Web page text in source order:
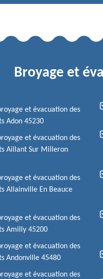
Broyage et
et évacuation des
Adon 45230
et évacuation des
Aillant Sur Milleron
et évacuation des
Allainville En Beauce
et évacuation des
Amilly 45200
et évacuation des
Andonville 45480
et évacuation des